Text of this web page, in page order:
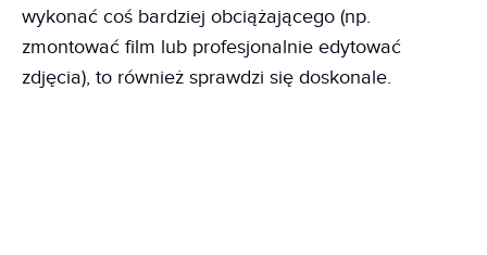
wykonać coś bardziej obciążającego (np.
zmontować film lub profesjonalnie edytować
zdjęcia), to również sprawdzi się doskonale.